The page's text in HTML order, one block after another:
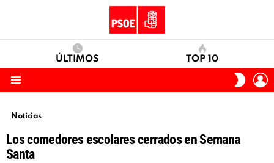
ÚLTIMOS TOP 10
SKIN
Noticias
Los comedores escolares cerrados en Semana
Santa